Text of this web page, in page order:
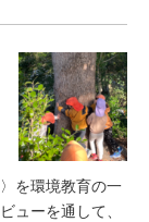
を環境教育の一
ューを通して、